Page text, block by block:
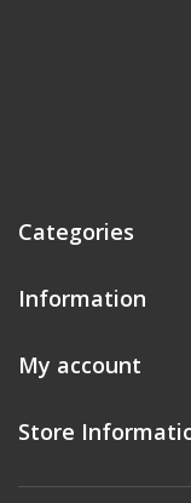
Categories
Information
My account
Store